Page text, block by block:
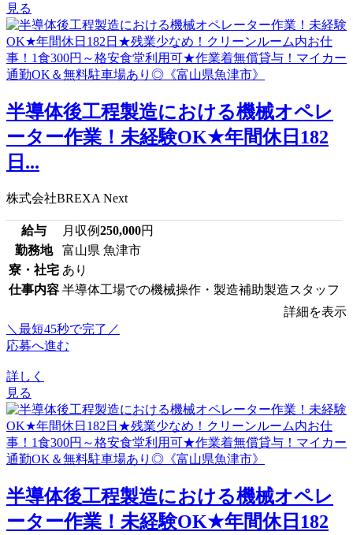
見る
半導体後工程製造における機械オペレ
ーター作業！未経験OK★年間休日182
日...
株式会社BREXA Next
給与 月収例250,000円
勤務地
富山県 魚津市
寮・社宅 あり
仕事内容 半導体工場での機械操作・製造補助製造スタッフ
詳細を表示
＼最短45秒で完了／
応募へ進む
詳しく
見る
半導体後工程製造における機械オペレ
ーター作業！未経験OK★年間休日182